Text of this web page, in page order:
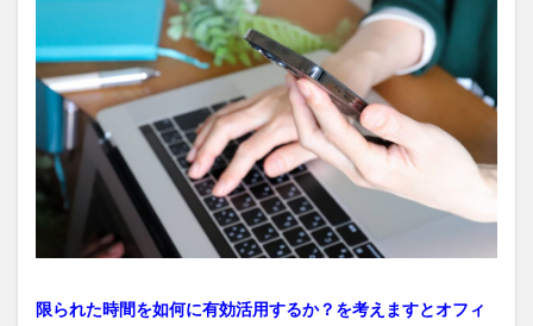
限られた時間を如何に有効活用するか？を考えますとオフィ